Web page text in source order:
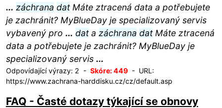
... záchrana datMáte ztracená data a potřebujete
je zachránit? MyBlueDay je specializovaný servis
vybavený pro ... data záchrana datMáte ztracená
data a potřebujete je zachránit? MyBlueDay je
specializovaný servis ...
Odpovídající výrazy: 2 - Skóre: 449- URL:
https://www.zachrana-harddisku.cz/cz/default.asp
FAQ - Časté dotazy týkající se obnovy